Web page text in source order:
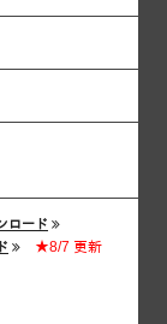
ロード
★8/7 更新